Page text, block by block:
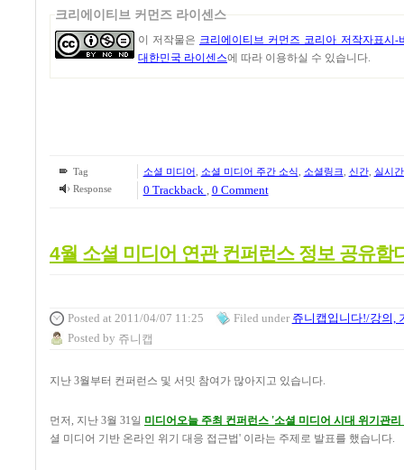
크리에이티브 커먼즈 라이센스
이 저작물은 크리에이티브 커먼즈 코리아 저작자표시-
대한민국 라이센스에 따라 이용하실 수 있습니다.
Tag 소셜 미디어 소셜 미디어 주간 소식 소셜링크 신간, 실시
Response
0 Trackback , 0 Comment
4월 소셜 미디어 연관 컨퍼런스 정보 공유함
Posted at 2011/04/07 11:25 Filed under 쥬니캡입니다!/강의,
Posted by 쥬니캡
지난 3월부터 컨퍼런스 및 서밋 참여가 많아지고 있습니다.
먼저, 지난 3월 31일 미디어오늘 주최 컨퍼런스 '소셜 미디어 시대 위기관리
셜 미디어 기반 온라인 위기 대응 접근법' 이라는 주제로 발표를 했습니다.